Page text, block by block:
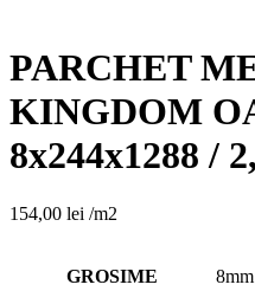
PARCHET
KINGDOM
8x244x1288 /
154,00 lei /m2
GROSIME 8mm